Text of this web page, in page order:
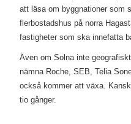
att läsa om byggnationer som
flerbostadshus på norra
fastigheter som ska innefatta
Även om Solna inte
nämna Roche, SEB, Telia
också kommer att växa.
tio gånger.